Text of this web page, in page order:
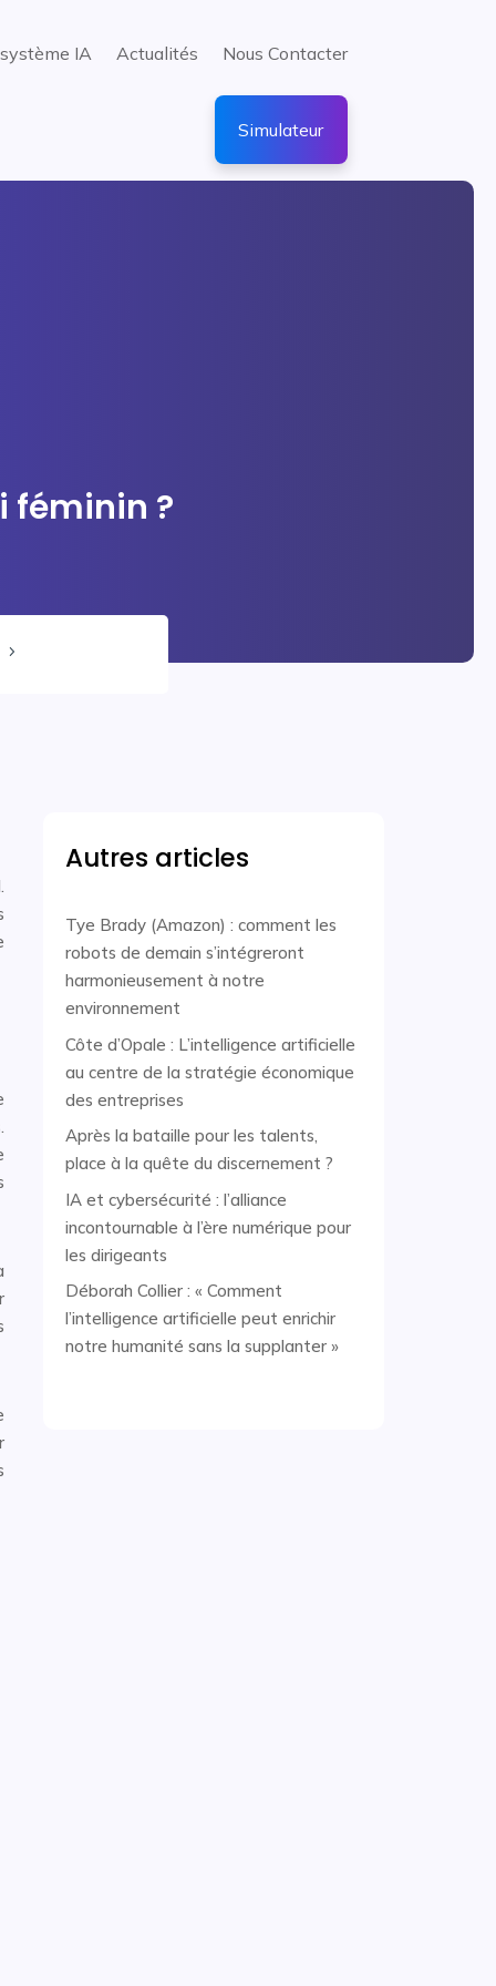
IA Actualités Nous Contacter
Simulateur
féminin ?
5
Autres articles
Tye Brady (Amazon) : comment les
robots de demain s’intégreront
harmonieusement à notre
environnement
Côte d’Opale : L’intelligence artificielle
au centre de la stratégie économique
des entreprises
Après la bataille pour les talents,
place à la quête du discernement ?
IA et cybersécurité : l’alliance
incontournable à l’ère numérique pour
les dirigeants
Déborah Collier : « Comment
l’intelligence artificielle peut enrichir
notre humanité sans la supplanter »